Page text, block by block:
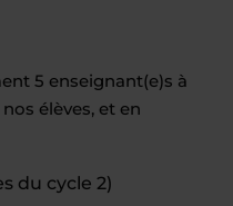
5 enseignant(e)s à
élèves, et en
du cycle 2)